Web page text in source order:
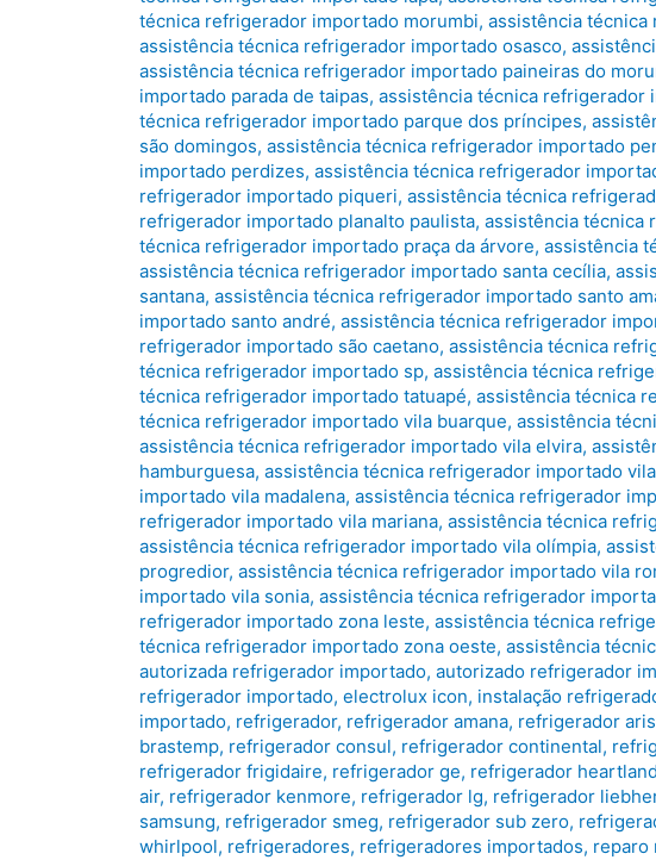
técnica refrigerador importado morumbi, assistência
assistência técnica refrigerador importado osasco,
assistência técnica refrigerador importado paineiras do
importado parada de taipas, assistência técnica refrigerador
técnica refrigerador importado parque dos príncipes,
são domingos, assistência técnica refrigerador importado
importado perdizes, assistência técnica refrigerador
refrigerador importado piqueri, assistência técnica
refrigerador importado planalto paulista, assistência técnica
técnica refrigerador importado praça da árvore, assistência
assistência técnica refrigerador importado santa cecília,
santana, assistência técnica refrigerador importado santo
importado santo andré, assistência técnica refrigerador
refrigerador importado são caetano, assistência técnica
técnica refrigerador importado sp, assistência técnica
técnica refrigerador importado tatuapé, assistência técnica
técnica refrigerador importado vila buarque, assistência
assistência técnica refrigerador importado vila elvira,
hamburguesa, assistência técnica refrigerador importado
importado vila madalena, assistência técnica refrigerador
refrigerador importado vila mariana, assistência técnica
assistência técnica refrigerador importado vila olímpia,
progredior, assistência técnica refrigerador importado vila
importado vila sonia, assistência técnica refrigerador
refrigerador importado zona leste, assistência técnica
técnica refrigerador importado zona oeste, assistência
autorizada refrigerador importado, autorizado refrigerador
refrigerador importado, electrolux icon, instalação
importado, refrigerador, refrigerador amana, refrigerador
brastemp, refrigerador consul, refrigerador continental,
refrigerador frigidaire, refrigerador ge, refrigerador heartland
air, refrigerador kenmore, refrigerador lg, refrigerador
samsung, refrigerador smeg, refrigerador sub zero,
whirlpool, refrigeradores, refrigeradores importados, reparo